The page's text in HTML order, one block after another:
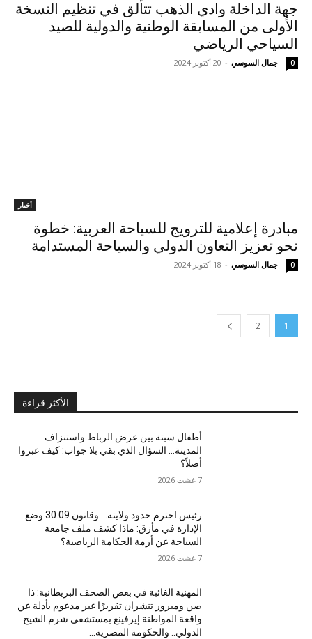
جهة الداخلة وادي الذهب تتألق في تنظيم النسخة
الأولى من المسابقة الوطنية والدولية للصيد
السياحي الرياضي
جمال السوسي - 20 أكتوبر 2024 0
أخبار
مبادرة إعلامية للترويج للسياحة العربية: خطوة
نحو تعزيز التعاون الدولي والسياحة المستدامة
جمال السوسي - 18 أكتوبر 2024 0
1
2
الأكثر قراءة
أطفال سبتة بين عرض الرباط واستنزاف
المدينة… السؤال الذي بقي بلا جواب: كيف عبروا
أصلاً؟
7 غشت 2026
رئيس احترم حدود ولايته… وقانون 30.09 وضع
الإدارة في مأزق: ماذا كشف ملف جامعة
السباحة عن أزمة الحكامة الرياضية؟
7 غشت 2026
المهنية الغائبة في بعض الصحف البريطانية: ذا
صن وميرور تنشران تقريرًا غير مدعوم بأدلة عن
واقعة المواطنة إيرفينغ بمستشفى شرم الشيخ
الدولي.. والحكومة المصرية...